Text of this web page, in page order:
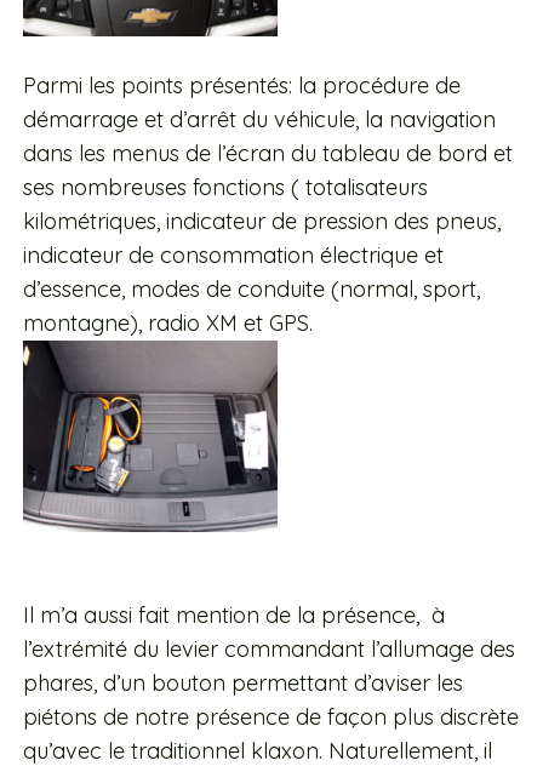
Parmi les points présentés: la procédure de
démarrage et d’arrêt du véhicule, la navigation
dans les menus de l’écran du tableau de bord et
ses nombreuses fonctions ( totalisateurs
kilométriques, indicateur de pression des pneus,
indicateur de consommation électrique et
d’essence, modes de conduite (normal, sport,
montagne), radio XM et GPS.
Il m’a aussi fait mention de la présence, à
l’extrémité du levier commandant l’allumage des
phares, d’un bouton permettant d’aviser les
piétons de notre présence de façon plus discrète
qu’avec le traditionnel klaxon. Naturellement, il